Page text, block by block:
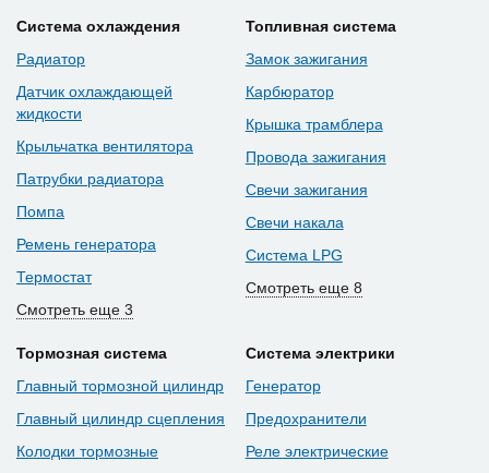
Система охлаждения
Радиатор
Датчик охлаждающей
жидкости
Крыльчатка вентилятора
Патрубки радиатора
Помпа
Ремень генератора
Термостат
Смотреть еще 3
Топливная система
Замок зажигания
Карбюратор
Крышка трамблера
Провода зажигания
Свечи зажигания
Свечи накала
Система LPG
Смотреть еще 8
Тормозная система
Главный тормозной цилиндр
Главный цилиндр сцепления
Колодки тормозные
Система электрики
Генератор
Предохранители
Реле электрические